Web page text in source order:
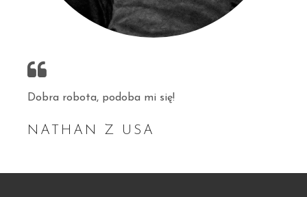
Dobra robota, podoba mi się!
NATHAN Z USA